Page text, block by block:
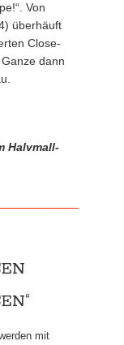
Von
überhäuft
Close-
dann
Halvmall-
mit